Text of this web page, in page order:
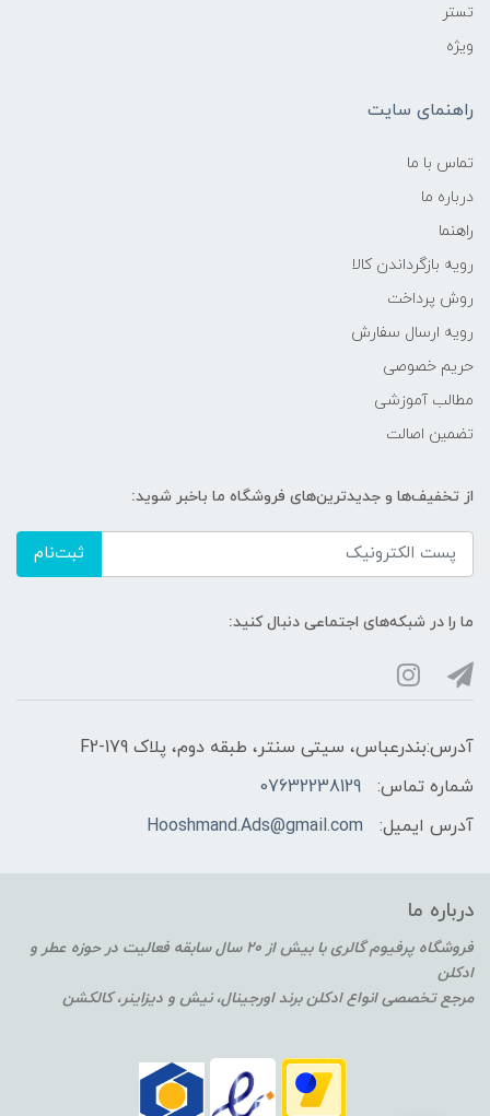
تستر
ویژه
راهنمای سایت
تماس با ما
درباره ما
راهنما
رویه‌ بازگرداندن کالا
روش پرداخت
رویه ارسال سفارش
حریم خصوصی
مطالب آموزشی
تضمین اصالت
از تخفیف‌ها و جدیدترین‌های فروشگاه ما باخبر شوید:
ثبت‌نام
ما را در شبکه‌های اجتماعی دنبال کنید:
آدرس:بندرعباس، سیتی سنتر، طبقه دوم، پلاک F2-179
شماره تماس:
07632238129
آدرس ایمیل:
Hooshmand.Ads@gmail.com
درباره ما
فروشگاه پرفیوم گالری با بیش از 20 سال سابقه فعالیت در حوزه عطر و
ادکلن
مرجع تخصصی انواع ادکلن برند اورجینال، نیش و دیزاینر، کالکشن